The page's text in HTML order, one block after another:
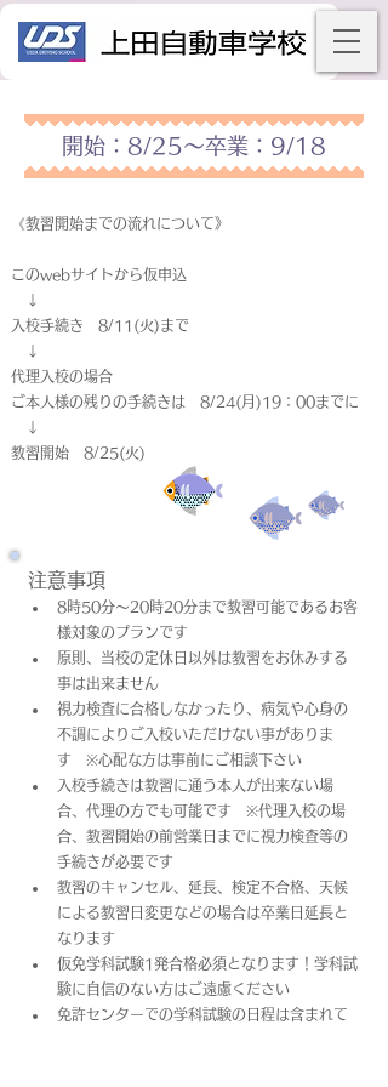
開始：8/25～卒業：9/18
《教習開始までの流れについて》
このwebサイトから仮申込
↓
入校手続き 8/11(火)まで
↓
代理入校の場合
ご本人様の残りの手続きは 8/24(月)19：00までに
↓
教習開始 8/25(火)
注意事項
8時50分～20時20分まで教習可能であるお客
様対象のプランです
原則、当校の定休日以外は教習をお休みする
事は出来ません
視力検査に合格しなかったり、病気や心身の
不調によりご入校いただけない事がありま
す　※心配な方は事前にご相談下さい
入校手続きは教習に通う本人が出来ない場
合、代理の方でも可能です　※代理入校の場
合、教習開始の前営業日までに視力検査等の
手続きが必要です
教習のキャンセル、延長、検定不合格、天候
による教習日変更などの場合は卒業日​延長と
なります
仮免学科試験1発合格必須となります！学科試
験に自信のない方はご遠慮ください
免許センターでの学科試験の日程は含まれて